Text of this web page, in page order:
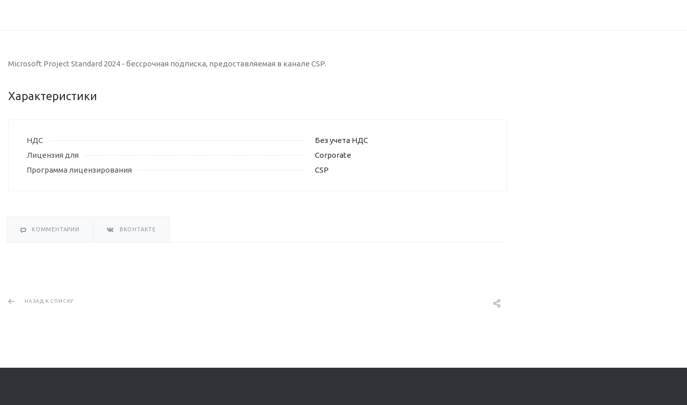
Microsoft Project Standard 2024 - бессрочная подписка, предоставляемая в канале CSP.
Характеристики
НДС
Без учета НДС
Лицензия для
Corporate
Программа лицензирования
CSP
КОММЕНТАРИИ ВКОНТАКТЕ
НАЗАД К СПИСКУ